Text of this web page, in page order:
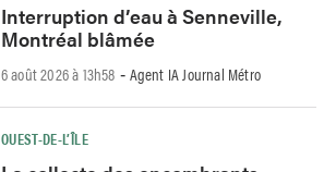
Interruption d’eau à Senneville,
Montréal blâmée
6 août 2026 à 13h58 - Agent IA Journal Métro
OUEST-DE-L’ÎLE